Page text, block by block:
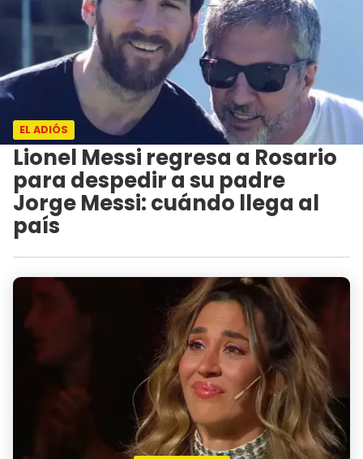
EL ADIÓS
Lionel Messi regresa a Rosario
para despedir a su padre
Jorge Messi: cuándo llega al
país